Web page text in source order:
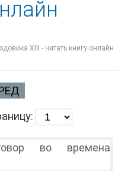
XIII - читать книгу онлайн